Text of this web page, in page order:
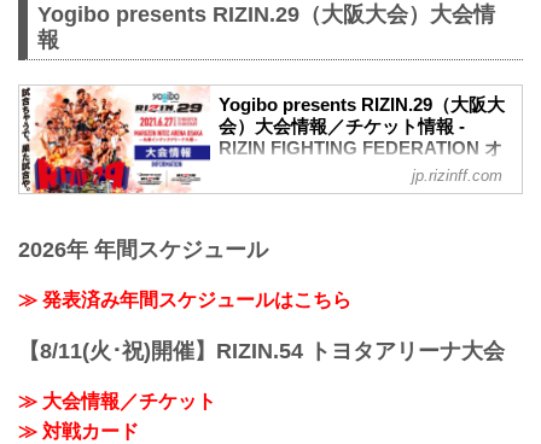
のお知らせ
席→A席に変更となりました。
客様には当日差額をご返金致します。恐
れ入りますが入場時にお近くの係員にお
申し出下さいますよう、お願い致しま
す。返金受付までご案内致します。返金
手続きに関しましては、当日会場のみで
しくお願い致します。
【4/23更新】開催日延期に関して
しておりました...
Yogibo presents RIZIN.29（大阪大会）大会情
報
Yogibo presents RIZIN.29（大阪大
会）大会情報／チケット情報 -
RIZIN FIGHTING FEDERATION オ
阪にて開催を予定しておりましたYogibo
（日）へ延期となりました。（ご購入の
チケットは延期日程にそのままご利用に
開催日延期に伴うチケットの払戻しに関
jp.rizinff.com
2026年 年間スケジュール
≫ 発表済み年間スケジュールはこちら
【8/11(火･祝)開催】RIZIN.54 トヨタアリーナ大会
≫ 大会情報／チケット
≫ 対戦カード